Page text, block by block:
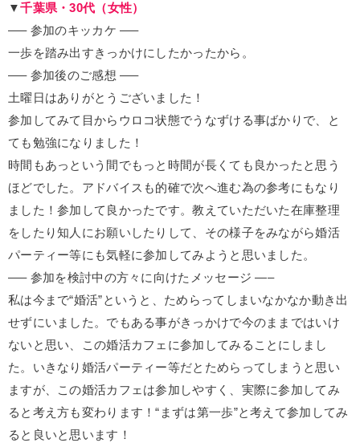
▼千葉県・30代（女性）
—– 参加のキッカケ —–
一歩を踏み出すきっかけにしたかったから。
—– 参加後のご感想 —–
土曜日はありがとうございました！
参加してみて目からウロコ状態でうなずける事ばかりで、と
ても勉強になりました！
時間もあっという間でもっと時間が長くても良かったと思う
ほどでした。アドバイスも的確で次へ進む為の参考にもなり
ました！参加して良かったです。教えていただいた在庫整理
をしたり知人にお願いしたりして、その様子をみながら婚活
パーティー等にも気軽に参加してみようと思いました。
—– 参加を検討中の方々に向けたメッセージ —–
私は今まで“婚活”というと、ためらってしまいなかなか動き出
せずにいました。でもある事がきっかけで今のままではいけ
ないと思い、この婚活カフェに参加してみることにしまし
た。いきなり婚活パーティー等だとためらってしまうと思い
ますが、この婚活カフェは参加しやすく、実際に参加してみ
ると考え方も変わります！“まずは第一歩”と考えて参加してみ
ると良いと思います！